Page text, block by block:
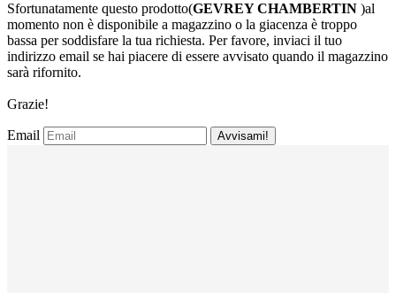
Sfortunatamente questo prodotto(GEVREY CHAMBERTIN )al
momento non è disponibile a magazzino o la giacenza è troppo
bassa per soddisfare la tua richiesta. Per favore, inviaci il tuo
indirizzo email se hai piacere di essere avvisato quando il magazzino
sarà rifornito.
Grazie!
Email